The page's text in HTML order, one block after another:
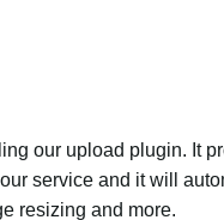
our upload plugin. It
service and it will
resizing and more.